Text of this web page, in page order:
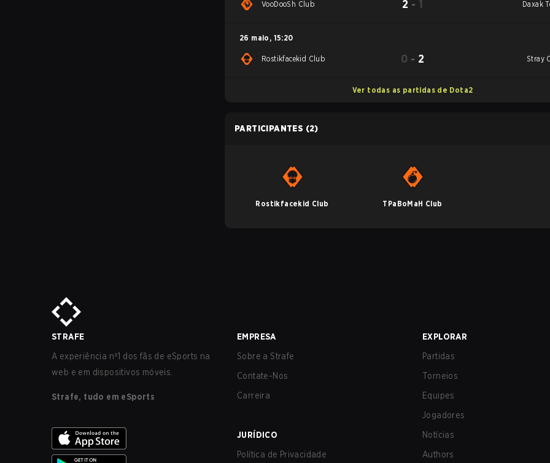
VooDooSh Club 2 - 1 Daxak
26 maio , 15:20
Rostikfacekid Club 0 - 2 Stray
Ver todas as partidas de Dota2
PARTICIPANTES (2)
Rostikfacekid Club TPaBoMaH Club
STRAFE
A experiência nº1 dos fãs de eSports na
web e em dispositivos móveis.
Strafe, tudo em eSports
EMPRESA
Sobre a Strafe
Contate-Nos
Carreira
JURÍDICO
Política de Privacidade
EXPLORAR
Partidas
Torneios
Equipes
Jogadores
Notícias
Authors